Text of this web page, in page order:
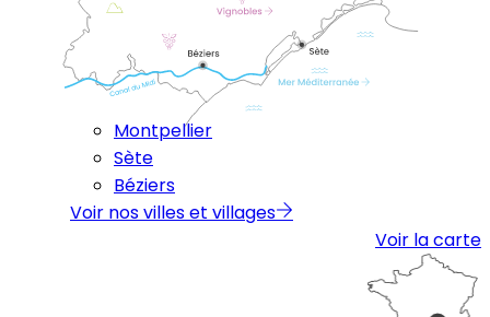
Montpellier
Sète
Béziers
Voir nos villes et villages
Voir la carte